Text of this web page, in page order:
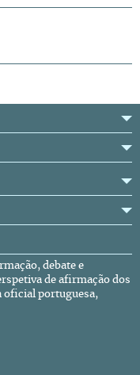
debate e
de afirmação dos
oficial portuguesa,